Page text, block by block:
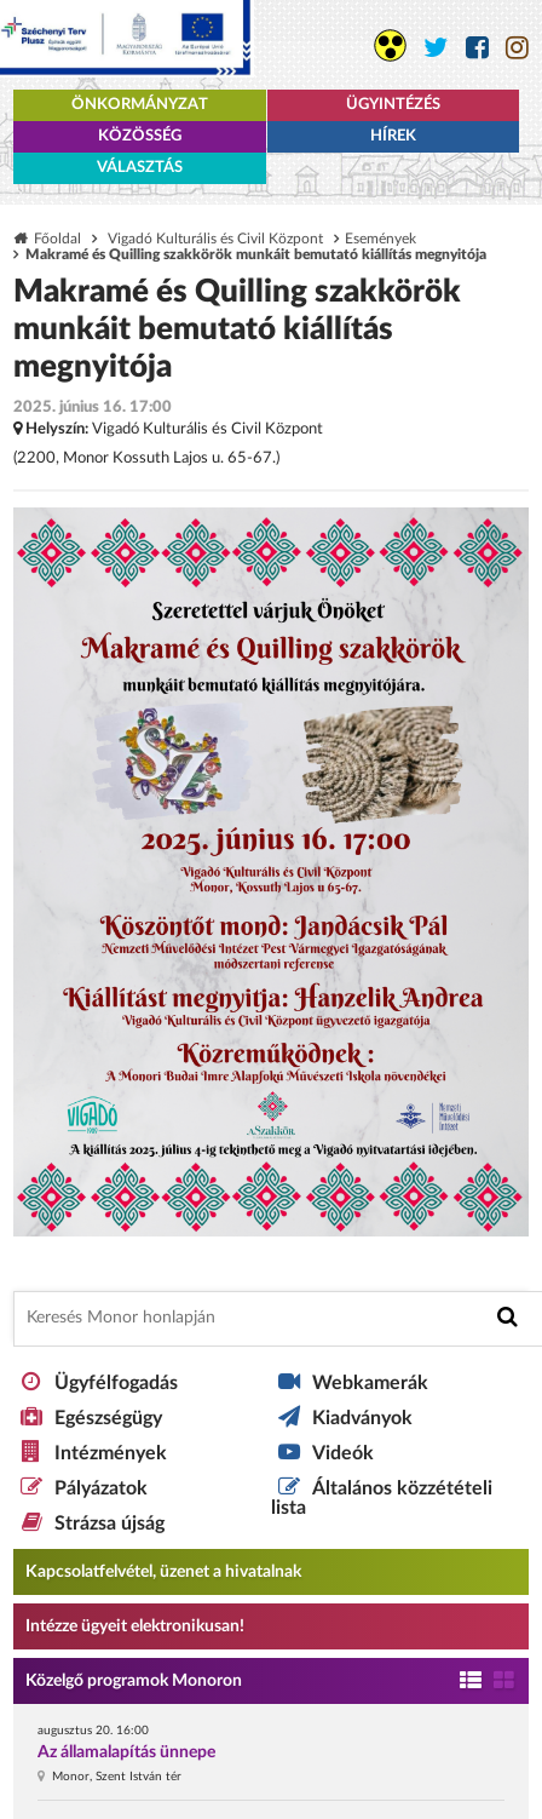
ÖNKORMÁNYZAT
ÜGYINTÉZÉS
KÖZÖSSÉG
HÍREK
VÁLASZTÁS
Főoldal Vigadó Kulturális és Civil Központ
Események
Makramé és Quilling szakkörök munkáit bemutató kiállítás megnyitója
Makramé és Quilling szakkörök
munkáit bemutató kiállítás
megnyitója
2025. június 16. 17:00
Helyszín: Vigadó Kulturális és Civil Központ
(2200, Monor Kossuth Lajos u. 65-67.)
Ügyfélfogadás
Egészségügy
Intézmények
Pályázatok
Strázsa újság
Webkamerák
Kiadványok
Videók
Általános közzétételi
lista
Kapcsolatfelvétel, üzenet a hivatalnak
Intézze ügyeit elektronikusan!
Közelgő programok Monoron
augusztus 20. 16:00
Az államalapítás ünnepe
Monor, Szent István tér